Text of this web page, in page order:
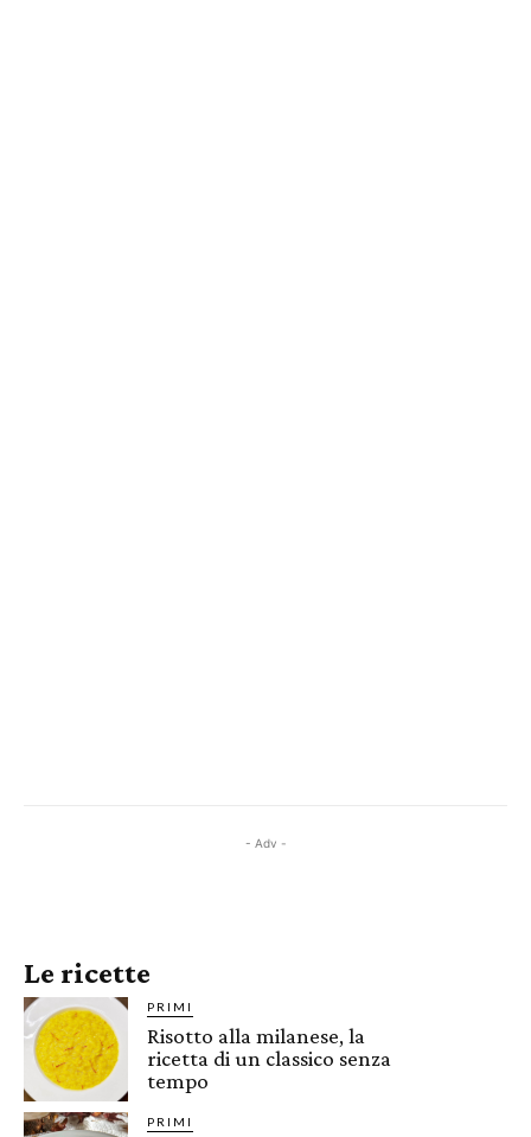
- Adv -
Le ricette
PRIMI
Risotto alla milanese, la
ricetta di un classico senza
tempo
PRIMI